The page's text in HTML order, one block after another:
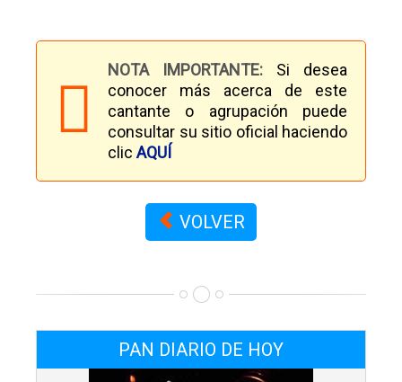
NOTA IMPORTANTE:
Si desea
conocer más acerca de este
cantante o agrupación puede
consultar su sitio oficial haciendo
clic AQUÍ
VOLVER
PAN DIARIO DE HOY